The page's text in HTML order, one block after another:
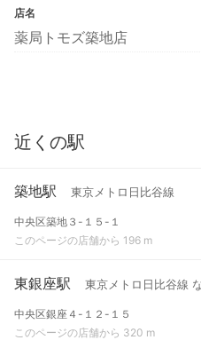
店名
薬局トモズ築地店
近くの駅
築地駅 東京メトロ日比谷線
中央区築地３-１５-１
このページの店舗から 196 m
東銀座駅 東京メトロ日比谷線
中央区銀座４-１２-１５
このページの店舗から 320 m